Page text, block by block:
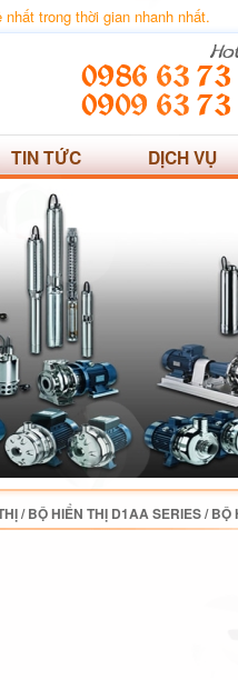
trong thời gian nhanh nhất.
TIN TỨC DỊCH VỤ
/BỘ HIỂN THỊ D1AA SERIES/BỘ